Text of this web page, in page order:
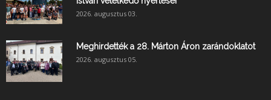
2026. augusztus 03.
Meghirdették a 28. Márton Áron zarándoklatot
2026. augusztus 05.